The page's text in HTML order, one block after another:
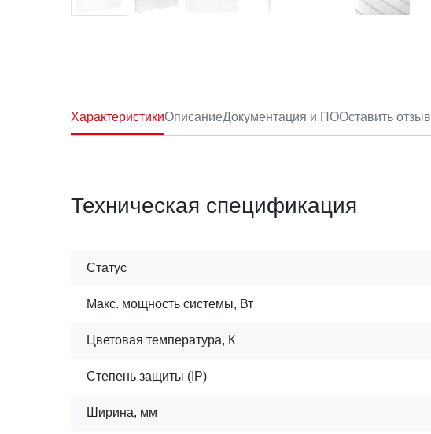
ХарактеристикиОписаниеДокументация и ПООставить отзыв
Техническая спецификация
Статус
Макс. мощность системы, Вт
Цветовая температура, К
Степень защиты (IP)
Ширина, мм